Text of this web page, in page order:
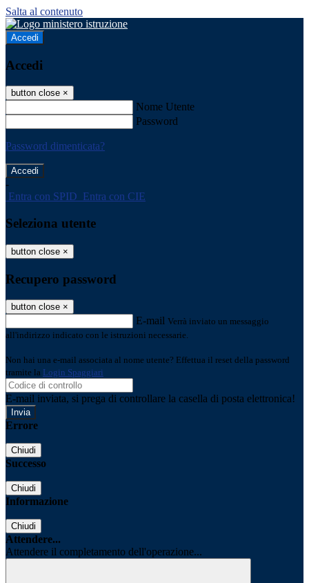
Salta al contenuto
Accedi
Accedi
button close ×
Nome Utente
Password
Password dimenticata?
-
Entra con SPID Entra con CIE
Seleziona utente
button close ×
Recupero password
button close ×
E-mail Verrà inviato un messaggio
all'indirizzo indicato con le istruzioni necessarie.
Non hai una e-mail associata al nome utente? Effettua il reset della password
tramite la Login Spaggiari
E-mail inviata, si prega di controllare la casella di posta elettronica!
Errore
Chiudi
Successo
Chiudi
Informazione
Chiudi
Attendere...
Attendere il completamento dell'operazione...